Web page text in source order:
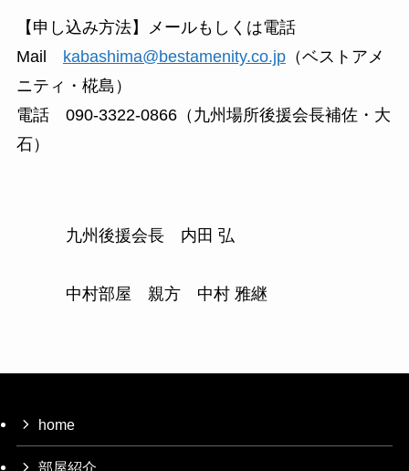
【申し込み方法】メールもしくは電話
Mail kabashima@bestamenity.co.jp（ベストアメ
ニティ・椛島）
電話 090-3322-0866（九州場所後援会長補佐・大
石）
九州後援会長 内田 弘
中村部屋 親方 中村 雅継
home
部屋紹介